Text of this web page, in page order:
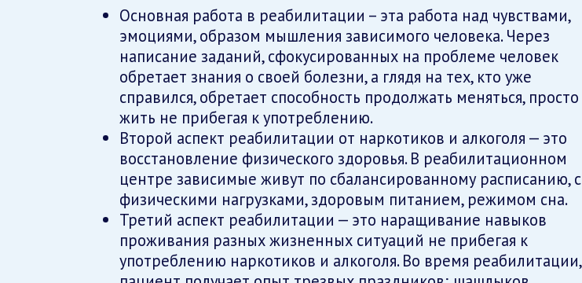
Основная работа в реабилитации – эта работа над чувствами,
эмоциями, образом мышления зависимого человека. Через
написание заданий, сфокусированных на проблеме человек
обретает знания о своей болезни, а глядя на тех, кто уже
справился, обретает способность продолжать меняться, просто
жить не прибегая к употреблению.
Второй аспект реабилитации от наркотиков и алкоголя — это
восстановление физического здоровья. В реабилитационном
центре зависимые живут по сбалансированному расписанию, с
физическими нагрузками, здоровым питанием, режимом сна.
Третий аспект реабилитации — это наращивание навыков
проживания разных жизненных ситуаций не прибегая к
употреблению наркотиков и алкоголя. Во время реабилитации,